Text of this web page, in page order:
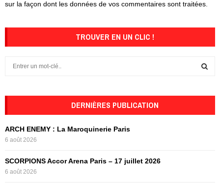
sur la façon dont les données de vos commentaires sont traitées
TROUVER EN UN CLIC !
o
r
DERNIÈRES PUBLICATION
ARCH ENEMY : La Maroquinerie Paris
6 août 2026
SCORPIONS Accor Arena Paris – 17 juillet 2026
6 août 2026